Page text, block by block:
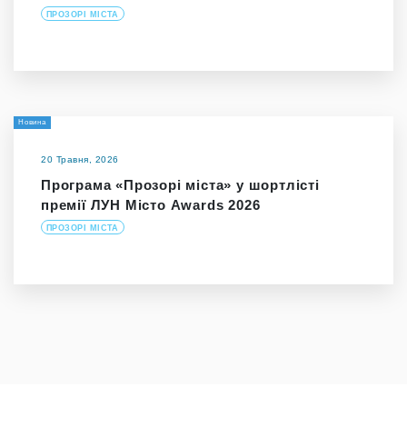
ПРОЗОРІ МІСТА
Новина
20 Травня, 2026
Програма «Прозорі міста» у шортлісті
премії ЛУН Місто Awards 2026
ПРОЗОРІ МІСТА